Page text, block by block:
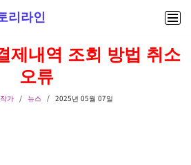
리라인
제내역 조회 방법 취소
오류
가 뉴스 2025년 05월 07일